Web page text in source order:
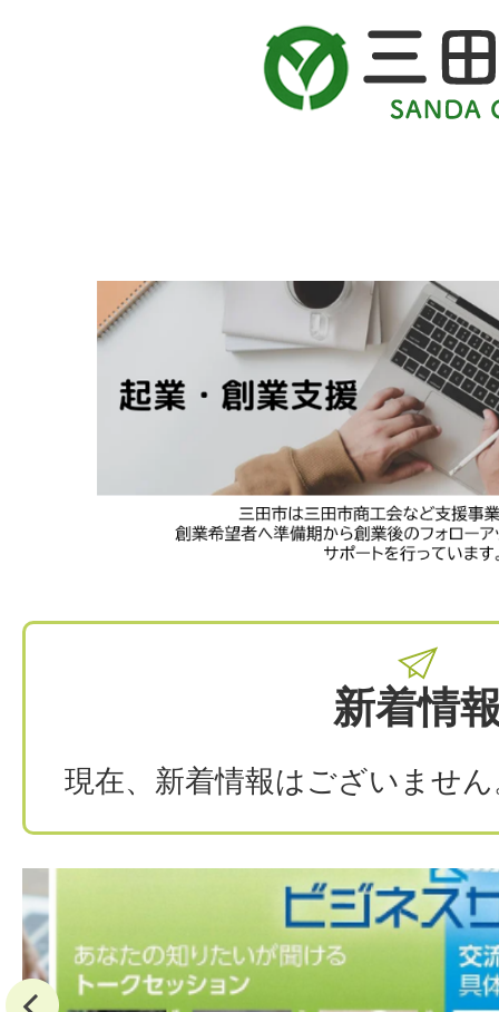
創
援
新着情
現在、新着情報はございませ
前へ